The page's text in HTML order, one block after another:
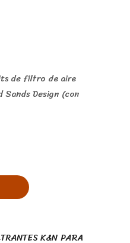
de filtro de aire
Design (con
K&N PARA